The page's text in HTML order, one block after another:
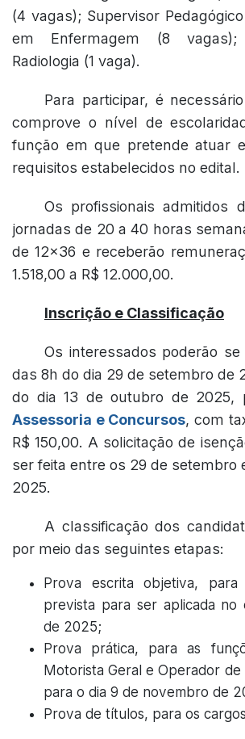
(4 vagas); Supervisor
em Enfermagem (8
Radiologia (1 vaga).
Para participar, é
comprove o nível de
função em que pretende atuar
requisitos estabelecidos no edital.
Os profissionais admitidos
jornadas de 20 a 40 horas
de 12x36 e receberão
1.518,00 a R$ 12.000,00.
Inscrição e Classificação
Os interessados poderão
das 8h do dia 29 de setembro de
do dia 13 de outubro de 2025,
Assessoria e Concursos, com
R$ 150,00. A solicitação de
ser feita entre os 29 de setembro
2025.
A classificação dos
por meio das seguintes etapas:
Prova escrita objetiva,
prevista para ser aplicada
de 2025;
Prova prática, para as
Motorista Geral e Operador
para o dia 9 de novembro de
Prova de títulos, para os